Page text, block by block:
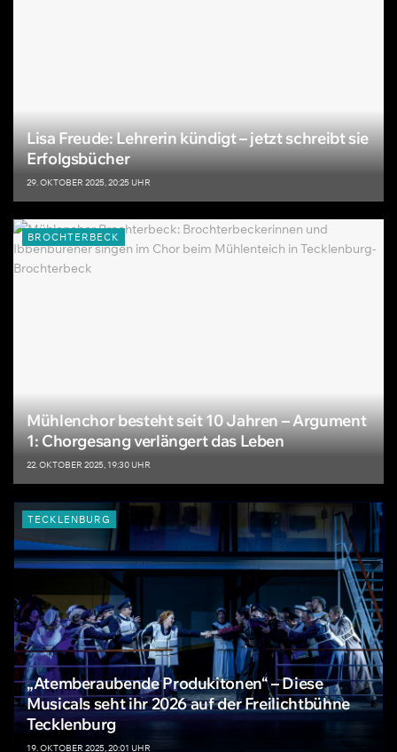
Lisa Freude: Lehrerin kündigt – jetzt schreibt sie
Erfolgsbücher
29. OKTOBER 2025, 20:25 UHR
BROCHTERBECK
Mühlenchor besteht seit 10 Jahren – Argument
1: Chorgesang verlängert das Leben
22. OKTOBER 2025, 19:30 UHR
TECKLENBURG
„Atemberaubende Produkitonen“ – Diese
Musicals seht ihr 2026 auf der Freilichtbühne
Tecklenburg
19. OKTOBER 2025, 20:01 UHR